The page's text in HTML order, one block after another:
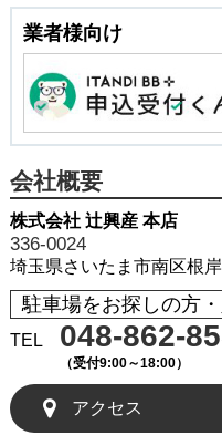
業者様向け
会社概要
株式会社 辻興産 本店
336-0024
埼玉県さいたま市南区根
駐車場をお探しの方
TEL 048-862-
（受付9:00～18:00）
アクセス